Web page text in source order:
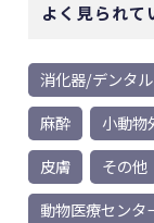
よく見られて
消化器/デンタル
麻酔
小動物
皮膚
その他
動物医療センタ